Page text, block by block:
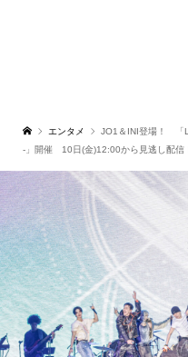
エンタメ
JO1＆INI登場！ 「
-」開催 10日(金)12:00から見逃し配信